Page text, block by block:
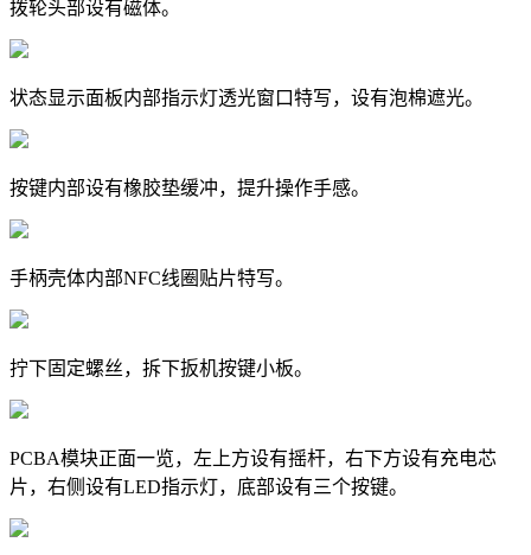
拨轮头部设有磁体。
状态显示面板内部指示灯透光窗口特写，设有泡棉遮光。
按键内部设有橡胶垫缓冲，提升操作手感。
手柄壳体内部NFC线圈贴片特写。
拧下固定螺丝，拆下扳机按键小板。
PCBA模块正面一览，左上方设有摇杆，右下方设有充电芯
片，右侧设有LED指示灯，底部设有三个按键。